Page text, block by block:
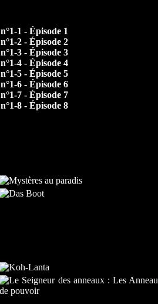
n°1-1 - Épisode 1
n°1-2 - Épisode 2
n°1-3 - Épisode 3
n°1-4 - Épisode 4
n°1-5 - Épisode 5
n°1-6 - Épisode 6
n°1-7 - Épisode 7
n°1-8 - Épisode 8